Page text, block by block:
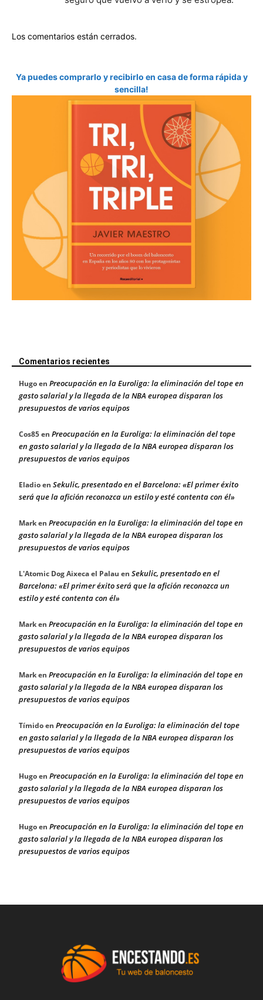
Los comentarios están cerrados.
Ya puedes comprarlo y recibirlo en casa de forma rápida y
sencilla!
Comentarios recientes
Hugoen Preocupación en la Euroliga: la eliminación del tope en
gasto salarial y la llegada de la NBA europea disparan los
presupuestos de varios equipos
Cos85en Preocupación en la Euroliga: la eliminación del tope
en gasto salarial y la llegada de la NBA europea disparan los
presupuestos de varios equipos
Eladioen Sekulic, presentado en el Barcelona: «El primer éxito
será que la afición reconozca un estilo y esté contenta con él»
Marken Preocupación en la Euroliga: la eliminación del tope en
gasto salarial y la llegada de la NBA europea disparan los
presupuestos de varios equipos
L'Atomic Dog Aixeca el Palau en Sekulic, presentado en el
Barcelona: «El primer éxito será que la afición reconozca un
estilo y esté contenta con él»
Marken Preocupación en la Euroliga: la eliminación del tope en
gasto salarial y la llegada de la NBA europea disparan los
presupuestos de varios equipos
Marken Preocupación en la Euroliga: la eliminación del tope en
gasto salarial y la llegada de la NBA europea disparan los
presupuestos de varios equipos
Tímidoen Preocupación en la Euroliga: la eliminación del tope
en gasto salarial y la llegada de la NBA europea disparan los
presupuestos de varios equipos
Hugoen Preocupación en la Euroliga: la eliminación del tope en
gasto salarial y la llegada de la NBA europea disparan los
presupuestos de varios equipos
Hugoen Preocupación en la Euroliga: la eliminación del tope en
gasto salarial y la llegada de la NBA europea disparan los
presupuestos de varios equipos